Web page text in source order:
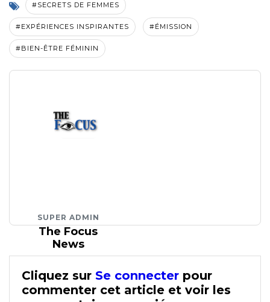
#SECRETS DE FEMMES
#EXPÉRIENCES INSPIRANTES #ÉMISSION
#BIEN-ÊTRE FÉMININ
SUPER ADMIN
The Focus
News
Cliquez sur Se connecter pour
commenter cet article et voir les